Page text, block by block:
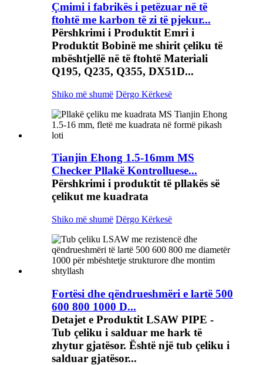
Çmimi i fabrikës i petëzuar në të
ftohtë me karbon të zi të pjekur...
Përshkrimi i Produktit Emri i
Produktit Bobinë me shirit çeliku të
mbështjellë në të ftohtë Materiali
Q195, Q235, Q355, DX51D...
Shiko më shumë Dërgo Kërkesë
Tianjin Ehong 1.5-16mm MS
Checker Pllakë Kontrolluese...
Përshkrimi i produktit të pllakës së
çelikut me kuadrata
Shiko më shumë Dërgo Kërkesë
Fortësi dhe qëndrueshmëri e lartë 500
600 800 1000 D...
Detajet e Produktit LSAW PIPE -
Tub çeliku i salduar me hark të
zhytur gjatësor. Është një tub çeliku i
salduar gjatësor...